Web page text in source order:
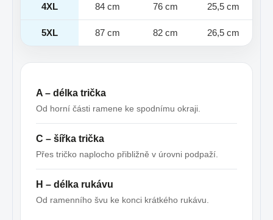
4XL 84 cm 76 cm 25,5 cm
5XL 87 cm 82 cm 26,5 cm
A – délka trička
Od horní části ramene ke spodnímu okraji.
C – šířka trička
Přes tričko naplocho přibližně v úrovni podpaží.
H – délka rukávu
Od ramenního švu ke konci krátkého rukávu.